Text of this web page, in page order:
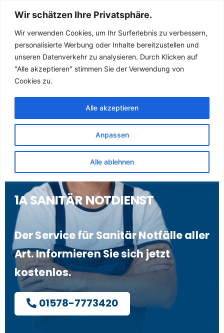
Wir schätzen Ihre Privatsphäre.
Wir verwenden Cookies, um Ihr Surferlebnis zu verbessern,
personalisierte Werbung oder Inhalte bereitzustellen und
unseren Datenverkehr zu analysieren. Durch Klicken auf
"Alle akzeptieren" stimmen Sie der Verwendung von
Cookies zu.
Anpassen
Alle ablehnen
Alle akzeptieren
Sanitär Notdienst
(Klempner) für
Schondra
1A SANITÄR NOTDIENST
Der Service für Sanitär Notfälle aller
Art. Informieren Sie sich jetzt
kostenlos.
01578-7773420